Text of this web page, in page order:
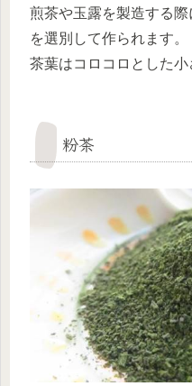
煎茶や玉露を製造する
を選別して作られます。
茶葉はコロコロとした小
粉茶